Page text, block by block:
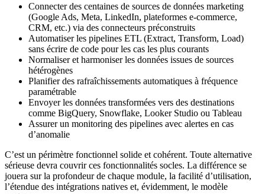
Connecter des centaines de sources de données marketing
(Google Ads, Meta, LinkedIn, plateformes e-commerce,
CRM, etc.) via des connecteurs préconstruits
Automatiser les pipelines ETL (Extract, Transform, Load)
sans écrire de code pour les cas les plus courants
Normaliser et harmoniser les données issues de sources
hétérogènes
Planifier des rafraîchissements automatiques à fréquence
paramétrable
Envoyer les données transformées vers des destinations
comme BigQuery, Snowflake, Looker Studio ou Tableau
Assurer un monitoring des pipelines avec alertes en cas
d’anomalie
C’est un périmètre fonctionnel solide et cohérent. Toute alternative
sérieuse devra couvrir ces fonctionnalités socles. La différence se
jouera sur la profondeur de chaque module, la facilité d’utilisation,
l’étendue des intégrations natives et, évidemment, le modèle